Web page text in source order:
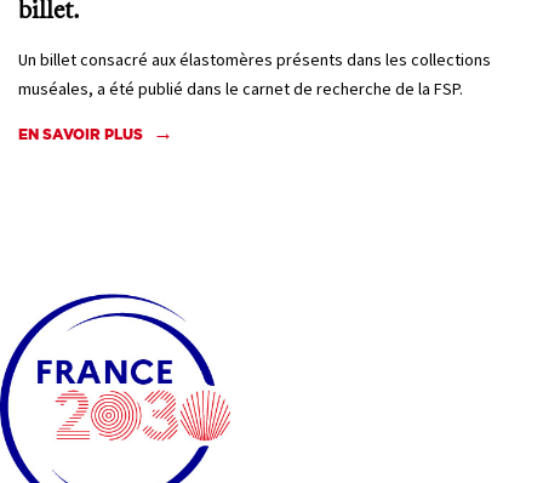
billet.
Un billet consacré aux élastomères présents dans les collections
muséales, a été publié dans le carnet de recherche de la FSP.
EN SAVOIR PLUS